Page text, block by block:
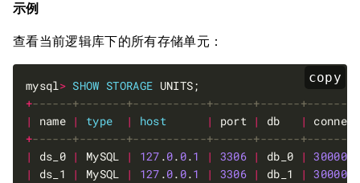
示例
查看当前逻辑库下的所有存储单元：
copy
mysql> SHOW STORAGE
+
|
name | type | host | port | db |
+
|
ds_0 | MySQL | 127 .0. 0.1 | 3306 | db_0 |
30000
|
ds_1 | MySQL | 127 .0. 0.1 | 3306 | db_1 |
30000